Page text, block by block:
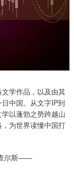
学作品，以及由其
中国。从文字IP到
以蓬勃之势跨越山
为世界读懂中国打
尔斯——